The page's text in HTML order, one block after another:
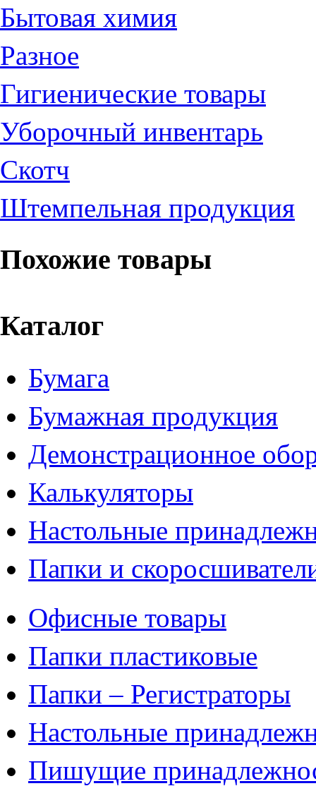
Бытовая химия
Разное
Гигиенические товары
Уборочный инвентарь
Скотч
Штемпельная продукция
Похожие товары
Каталог
Бумага
Бумажная продукция
Демонстрационное
Калькуляторы
Настольные
Папки и
Офисные товары
Папки пластиковые
Папки – Регистраторы
Настольные
Пишущие